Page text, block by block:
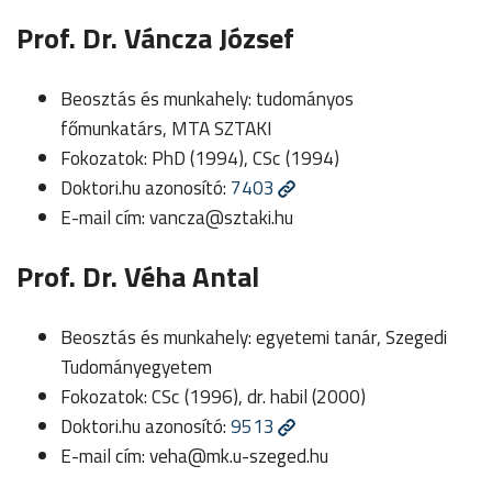
Prof. Dr. Váncza József
Beosztás és munkahely: tudományos
főmunkatárs, MTA SZTAKI
Fokozatok: PhD (1994), CSc (1994)
Doktori.hu azonosító: 7403
E-mail cím:vancza@sztaki.hu
Prof. Dr. Véha Antal
Beosztás és munkahely: egyetemi tanár, Szegedi
Tudományegyetem
Fokozatok: CSc (1996), dr. habil (2000)
Doktori.hu azonosító:9513
E-mail cím:veha@mk.u-szeged.hu